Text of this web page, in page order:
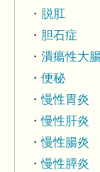
脱肛
胆石症
潰瘍性大
便秘
慢性胃炎
慢性肝炎
慢性腸炎
慢性膵炎